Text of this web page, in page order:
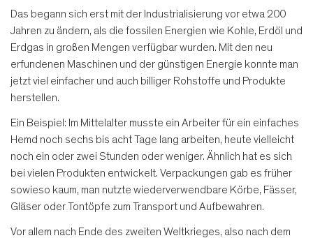
Das begann sich erst mit der Industrialisierung vor etwa 200
Jahren zu ändern, als die fossilen Energien wie Kohle, Erdöl und
Erdgas in großen Mengen verfügbar wurden. Mit den neu
erfundenen Maschinen und der günstigen Energie konnte man
jetzt viel einfacher und auch billiger Rohstoffe und Produkte
herstellen.
Ein Beispiel: Im Mittelalter musste ein Arbeiter für ein einfaches
Hemd noch sechs bis acht Tage lang arbeiten, heute vielleicht
noch ein oder zwei Stunden oder weniger. Ähnlich hat es sich
bei vielen Produkten entwickelt. Verpackungen gab es früher
sowieso kaum, man nutzte wiederverwendbare Körbe, Fässer,
Gläser oder Tontöpfe zum Transport und Aufbewahren.
Vor allem nach Ende des zweiten Weltkrieges, also nach dem